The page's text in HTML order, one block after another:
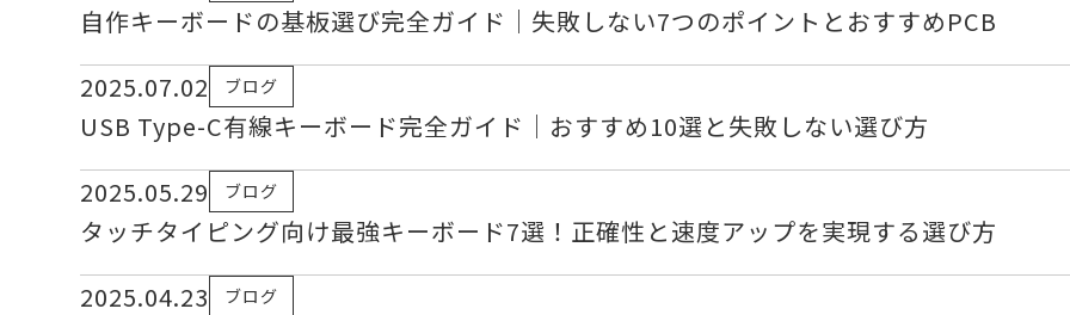
自作キーボードの基板選び完全ガイド｜失敗しない7つのポイントとおすすめPCB
2025.07.02
ブログ
USB Type-C有線キーボード完全ガイド｜おすすめ10選と失敗しない選び方
2025.05.29
ブログ
タッチタイピング向け最強キーボード7選！正確性と速度アップを実現する選び方
2025.04.23
ブログ